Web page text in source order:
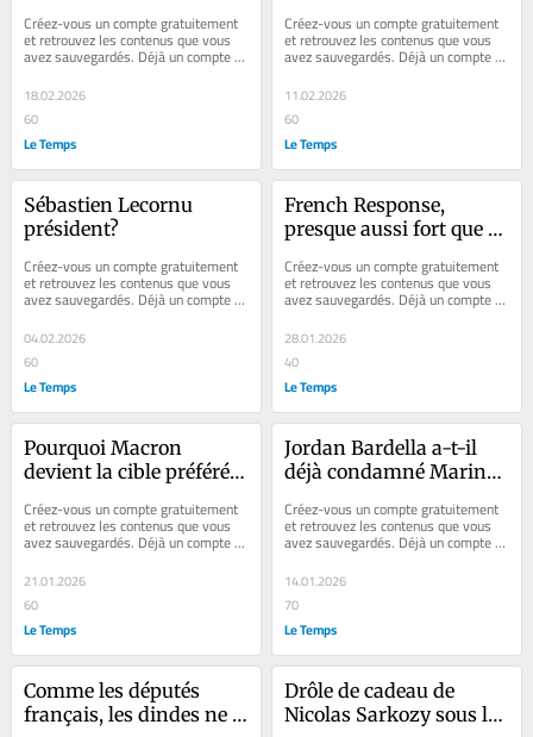
Créez-vous un compte gratuitement
et retrouvez les contenus que vous
avez sauvegardés. Déjà un compte ?
Se connecter Faites plaisir à vos...
18.02.2026
60
Le Temps
tient à cœur, même le
nombre de vaches au
Créez-vous un compte gratuitement
et retrouvez les contenus que vous
avez sauvegardés. Déjà un compte ?
Se connecter Faites plaisir à vos...
11.02.2026
60
Le Temps
Sébastien Lecornu
président?
Créez-vous un compte gratuitement
et retrouvez les contenus que vous
avez sauvegardés. Déjà un compte ?
Se connecter Faites plaisir à vos...
04.02.2026
60
Le Temps
French Response,
presque aussi fort que
Créez-vous un compte gratuitement
et retrouvez les contenus que vous
avez sauvegardés. Déjà un compte ?
Se connecter Faites plaisir à vos...
28.01.2026
40
Le Temps
Pourquoi Macron
devient la cible préférée
qu’est Donald Trump
Créez-vous un compte gratuitement
et retrouvez les contenus que vous
avez sauvegardés. Déjà un compte ?
Se connecter Faites plaisir à vos...
21.01.2026
60
Le Temps
Jordan Bardella a-t-il
déjà condamné Marine
Créez-vous un compte gratuitement
et retrouvez les contenus que vous
avez sauvegardés. Déjà un compte ?
Se connecter Faites plaisir à vos...
14.01.2026
70
Le Temps
Comme les députés
français, les dindes ne
Drôle de cadeau de
Nicolas Sarkozy sous le